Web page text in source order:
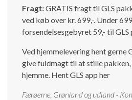
Fragt:GRATIS fragt til GLS
ved køb over kr. 699,-. Under
forsendelsesgebyret 59,- til GLS
Ved hjemmelevering hent gerne
give fuldmagt til at stille pakken,
hjemme. Hent GLS app her
Færøerne, Grønland og udland -